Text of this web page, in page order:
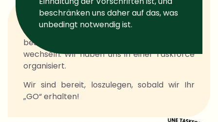
Wie bereits erwähnt, drängt die Zeit; die
einzige Möglichkeit, etwas zu verändern,
besteht darin, in den „Aktionsmodus“ zu
wechseln. Wir haben uns in einer Taskforce
organisiert.
Wir sind bereit, loszulegen, sobald wir Ihr
„GO“ erhalten!